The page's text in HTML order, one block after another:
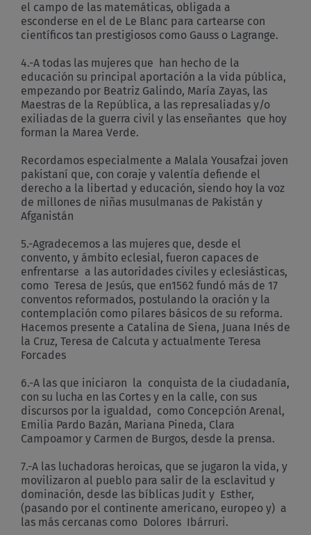
el campo de las matemáticas, obligada a
esconderse en el de Le Blanc para cartearse con
científicos tan prestigiosos como Gauss o Lagrange.
4.-A todas las mujeres que han hecho de la
educación su principal aportación a la vida pública,
empezando por Beatriz Galindo, María Zayas, las
Maestras de la República, a las represaliadas y/o
exiliadas de la guerra civil y las enseñantes que hoy
forman la Marea Verde.
Recordamos especialmente a Malala Yousafzai joven
pakistaní que, con coraje y valentía defiende el
derecho a la libertad y educación, siendo hoy la voz
de millones de niñas musulmanas de Pakistán y
Afganistán
5.-Agradecemos a las mujeres que, desde el
convento, y ámbito eclesial, fueron capaces de
enfrentarse a las autoridades civiles y eclesiásticas,
como Teresa de Jesús, que en1562 fundó más de 17
conventos reformados, postulando la oración y la
contemplación como pilares básicos de su reforma.
Hacemos presente a Catalina de Siena, Juana Inés de
la Cruz, Teresa de Calcuta y actualmente Teresa
Forcades
6.-A las que iniciaron la conquista de la ciudadanía,
con su lucha en las Cortes y en la calle, con sus
discursos por la igualdad, como Concepción Arenal,
Emilia Pardo Bazán, Mariana Pineda, Clara
Campoamor y Carmen de Burgos, desde la prensa.
7.-A las luchadoras heroicas, que se jugaron la vida, y
movilizaron al pueblo para salir de la esclavitud y
dominación, desde las bíblicas Judit y Esther,
(pasando por el continente americano, europeo y) a
las más cercanas como Dolores Ibárruri.